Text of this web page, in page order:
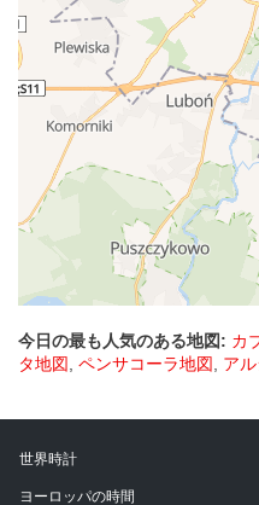
今日の最も人気のある地図: カ
タ地図, ペンサコーラ地図, ア
世界時計
ヨーロッパの時間